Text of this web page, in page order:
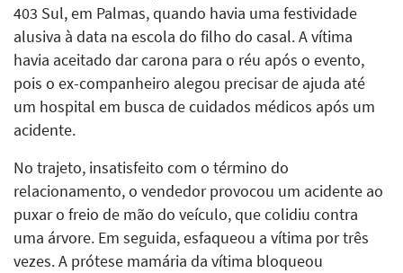
403 Sul, em Palmas, quando havia uma festividade
alusiva à data na escola do filho do casal. A vítima
havia aceitado dar carona para o réu após o evento,
pois o ex-companheiro alegou precisar de ajuda até
um hospital em busca de cuidados médicos após um
acidente.
No trajeto, insatisfeito com o término do
relacionamento, o vendedor provocou um acidente ao
puxar o freio de mão do veículo, que colidiu contra
uma árvore. Em seguida, esfaqueou a vítima por três
vezes. A prótese mamária da vítima bloqueou